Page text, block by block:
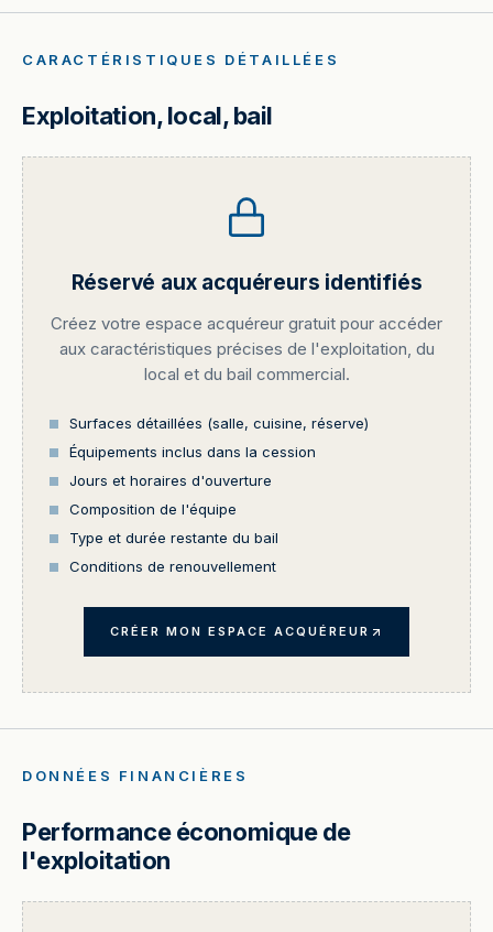
CARACTÉRISTIQUES DÉTAILLÉES
Exploitation, local, bail
Réservé aux acquéreurs identifiés
Créez votre espace acquéreur gratuit pour accéder
aux caractéristiques précises de l'exploitation, du
local et du bail commercial.
Surfaces détaillées (salle, cuisine, réserve)
Équipements inclus dans la cession
Jours et horaires d'ouverture
Composition de l'équipe
Type et durée restante du bail
Conditions de renouvellement
CRÉER MON ESPACE ACQUÉREUR
DONNÉES FINANCIÈRES
Performance économique de
l'exploitation